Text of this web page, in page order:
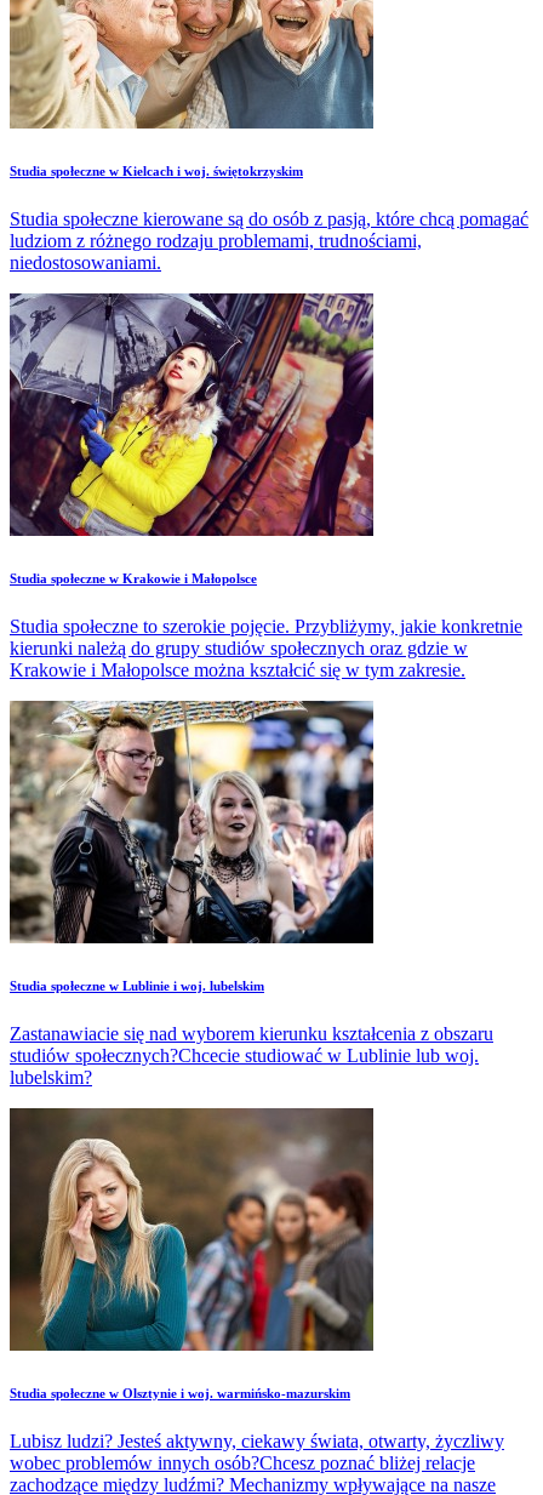
Studia społeczne w Kielcach i woj. świętokrzyskim
Studia społeczne kierowane są do osób z pasją, które chcą pomagać
ludziom z różnego rodzaju problemami, trudnościami,
niedostosowaniami.
Studia społeczne w Krakowie i Małopolsce
Studia społeczne to szerokie pojęcie. Przybliżymy, jakie konkretnie
kierunki należą do grupy studiów społecznych oraz gdzie w
Krakowie i Małopolsce można kształcić się w tym zakresie.
Studia społeczne w Lublinie i woj. lubelskim
Zastanawiacie się nad wyborem kierunku kształcenia z obszaru
studiów społecznych?Chcecie studiować w Lublinie lub woj.
lubelskim?
Studia społeczne w Olsztynie i woj. warmińsko-mazurskim
Lubisz ludzi? Jesteś aktywny, ciekawy świata, otwarty, życzliwy
wobec problemów innych osób?Chcesz poznać bliżej relacje
zachodzące między ludźmi? Mechanizmy wpływające na nasze